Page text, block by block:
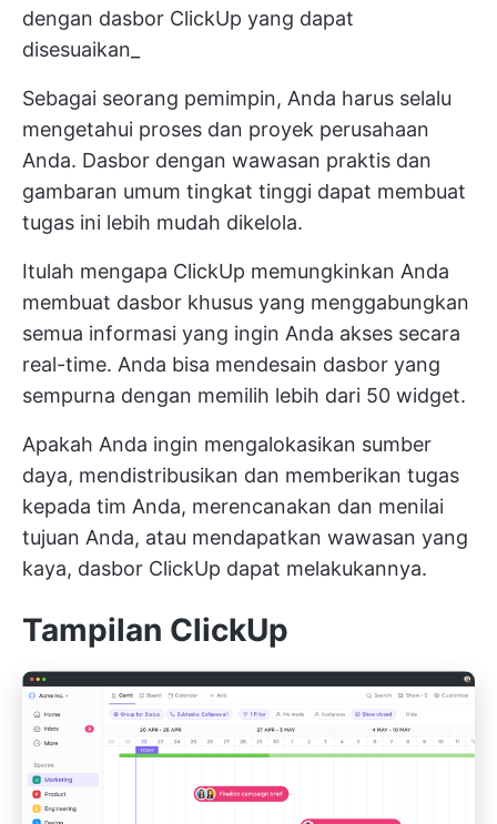
dengan dasbor ClickUp yang dapat
disesuaikan_
Sebagai seorang pemimpin, Anda harus selalu
mengetahui proses dan proyek perusahaan
Anda. Dasbor dengan wawasan praktis dan
gambaran umum tingkat tinggi dapat membuat
tugas ini lebih mudah dikelola.
Itulah mengapa ClickUp memungkinkan Anda
membuat dasbor khusus yang menggabungkan
semua informasi yang ingin Anda akses secara
real-time. Anda bisa mendesain dasbor yang
sempurna dengan memilih lebih dari 50 widget.
Apakah Anda ingin mengalokasikan sumber
daya, mendistribusikan dan memberikan tugas
kepada tim Anda, merencanakan dan menilai
tujuan Anda, atau mendapatkan wawasan yang
kaya, dasbor ClickUp dapat melakukannya.
Tampilan ClickUp